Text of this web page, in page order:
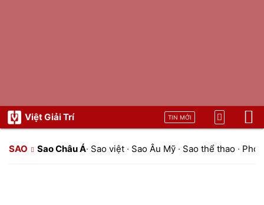
Việt Giải Trí TIN MỚI
SAO Sao Châu Á· Sao việt · Sao Âu Mỹ · Sao thể thao ·